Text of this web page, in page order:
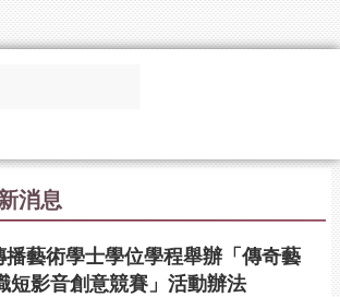
消息
藝術學士學位學程舉辦「傳奇藝
短影音創意競賽」活動辦法